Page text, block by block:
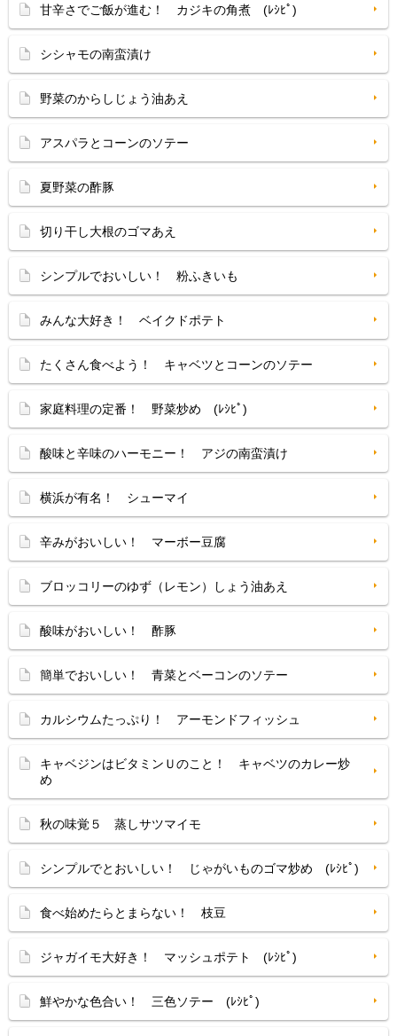
甘辛さでご飯が進む！ カジキの角煮 (ﾚｼﾋﾟ)
シシャモの南蛮漬け
野菜のからしじょう油あえ
アスパラとコーンのソテー
夏野菜の酢豚
切り干し大根のゴマあえ
シンプルでおいしい！ 粉ふきいも
みんな大好き！ ベイクドポテト
たくさん食べよう！ キャベツとコーンのソテー
家庭料理の定番！ 野菜炒め (ﾚｼﾋﾟ)
酸味と辛味のハーモニー！ アジの南蛮漬け
横浜が有名！ シューマイ
辛みがおいしい！ マーボー豆腐
ブロッコリーのゆず（レモン）しょう油あえ
酸味がおいしい！ 酢豚
簡単でおいしい！ 青菜とベーコンのソテー
カルシウムたっぷり！ アーモンドフィッシュ
キャベジンはビタミンＵのこと！ キャベツのカレー炒
め
秋の味覚５ 蒸しサツマイモ
シンプルでとおいしい！ じゃがいものゴマ炒め (ﾚｼﾋﾟ)
食べ始めたらとまらない！ 枝豆
ジャガイモ大好き！ マッシュポテト (ﾚｼﾋﾟ)
鮮やかな色合い！ 三色ソテー (ﾚｼﾋﾟ)